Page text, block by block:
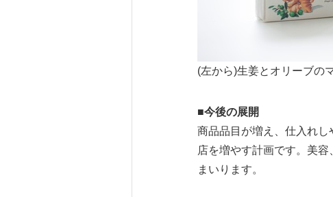
(左から)生姜とオリーブの
■今後の展開
商品品目が増え、仕入れ
店を増やす計画です。美
まいります。